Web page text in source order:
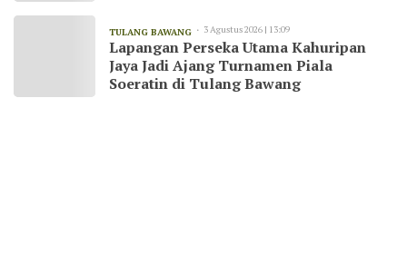
TULANG BAWANG 3 Agustus 2026 | 13:09
Lapangan Perseka Utama Kahuripan
Jaya Jadi Ajang Turnamen Piala
Soeratin di Tulang Bawang